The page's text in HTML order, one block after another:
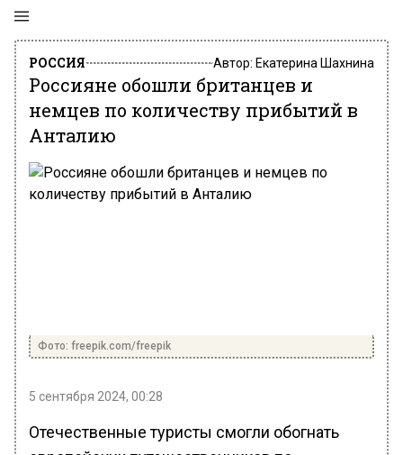
РОССИЯ Автор: Екатерина Шахнина
Россияне обошли британцев и
немцев по количеству прибытий в
Анталию
Фото: freepik.com/freepik
5 сентября 2024, 00:28
Отечественные туристы смогли обогнать